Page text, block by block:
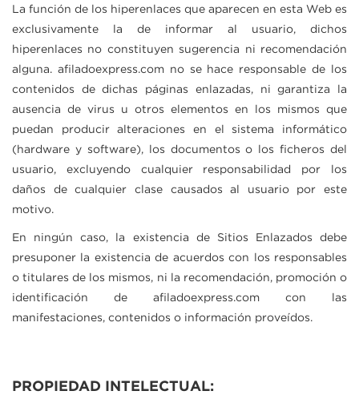
La función de los hiperenlaces que aparecen en esta Web es
exclusivamente la de informar al usuario, dichos
hiperenlaces no constituyen sugerencia ni recomendación
alguna. afiladoexpress.comno se hace responsable de los
contenidos de dichas páginas enlazadas, ni garantiza la
ausencia de virus u otros elementos en los mismos que
puedan producir alteraciones en el sistema informático
(hardware y software), los documentos o los ficheros del
usuario, excluyendo cualquier responsabilidad por los
daños de cualquier clase causados al usuario por este
motivo.
En ningún caso, la existencia de Sitios Enlazados debe
presuponer la existencia de acuerdos con los responsables
o titulares de los mismos, ni la recomendación, promoción o
identificación de afiladoexpress.com con las
manifestaciones, contenidos o información proveídos.
PROPIEDAD INTELECTUAL: